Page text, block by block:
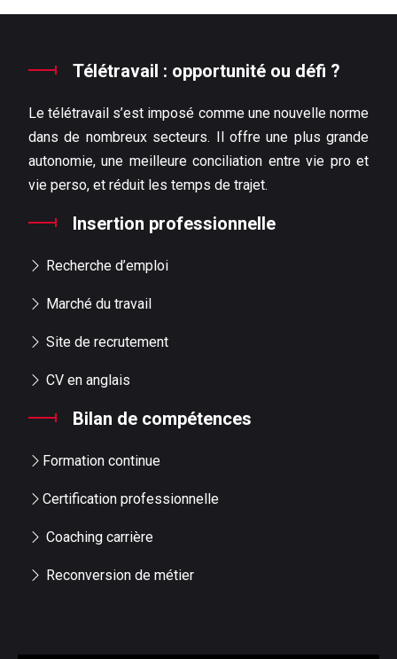
Télétravail : opportunité ou défi ?
Le télétravail s’est imposé comme une nouvelle norme
dans de nombreux secteurs. Il offre une plus grande
autonomie, une meilleure conciliation entre vie pro et
vie perso, et réduit les temps de trajet.
Insertion professionnelle
Recherche d’emploi
Marché du travail
Site de recrutement
CV en anglais
Bilan de compétences
Formation continue
Certification professionnelle
Coaching carrière
Reconversion de métier